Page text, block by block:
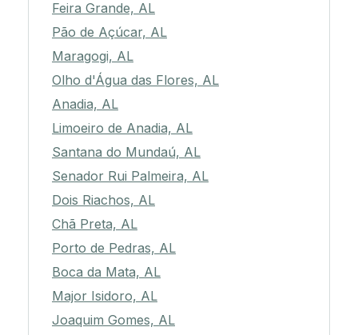
Feira Grande, AL
Pão de Açúcar, AL
Maragogi, AL
Olho d'Água das Flores, AL
Anadia, AL
Limoeiro de Anadia, AL
Santana do Mundaú, AL
Senador Rui Palmeira, AL
Dois Riachos, AL
Chã Preta, AL
Porto de Pedras, AL
Boca da Mata, AL
Major Isidoro, AL
Joaquim Gomes, AL